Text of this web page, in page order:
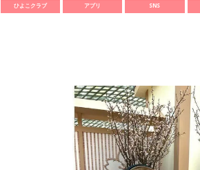
ひよこクラブ アプリ SNS